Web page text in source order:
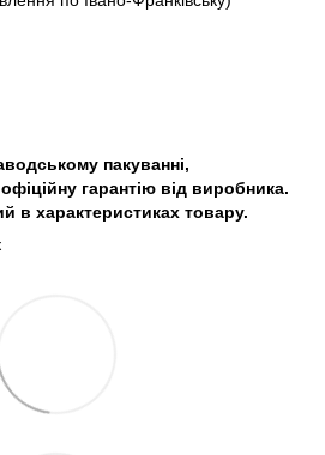
пакуванні,
гарантію від виробника.
в характеристиках товару.